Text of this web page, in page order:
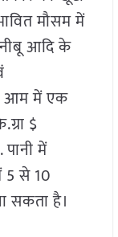
मौसम में
आदि के
आम में एक
$
पानी में
5 से 10
सकता है।